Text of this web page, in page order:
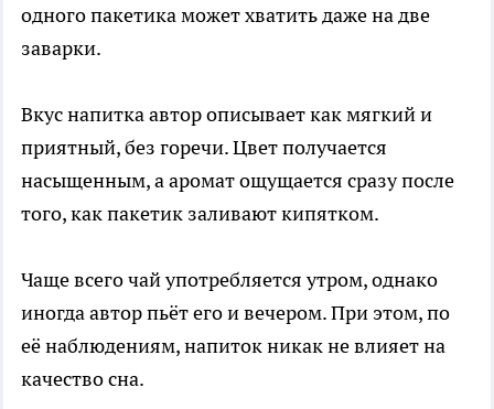
одного пакетика может хватить даже на две
заварки.
Вкус напитка автор описывает как мягкий и
приятный, без горечи. Цвет получается
насыщенным, а аромат ощущается сразу после
того, как пакетик заливают кипятком.
Чаще всего чай употребляется утром, однако
иногда автор пьёт его и вечером. При этом, по
её наблюдениям, напиток никак не влияет на
качество сна.